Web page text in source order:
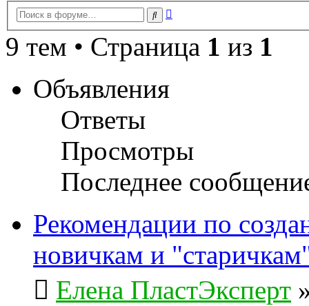
Поиск
9 тем • Страница 1 из 1
Объявления
Ответы
Просмотры
Последнее
Рекомендации по
новичкам и
Елена ПластЭксперт